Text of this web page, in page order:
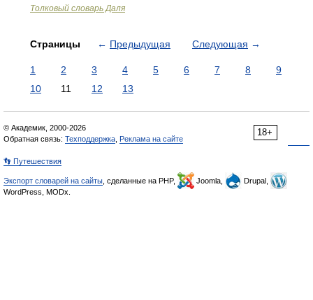
Толковый словарь Даля
Страницы ← Предыдущая Следующая →
1 2 3 4 5 6 7 8
9
10
11 12 13
18+
© Академик, 2000-2026
Обратная связь: Техподдержка Реклама на сайте
👣 Путешествия
Экспорт словарей на сайты , сделанные на PHP, Joomla,
Drupal,
WordPress, MODx.